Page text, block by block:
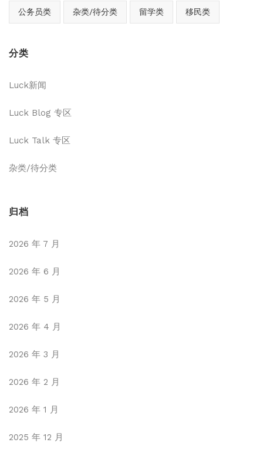
公务员类 杂类/待分类 留学类 移民类
分类
Luck新闻
Luck Blog 专区
Luck Talk 专区
杂类/待分类
归档
2026 年 7 月
2026 年 6 月
2026 年 5 月
2026 年 4 月
2026 年 3 月
2026 年 2 月
2026 年 1 月
2025 年 12 月